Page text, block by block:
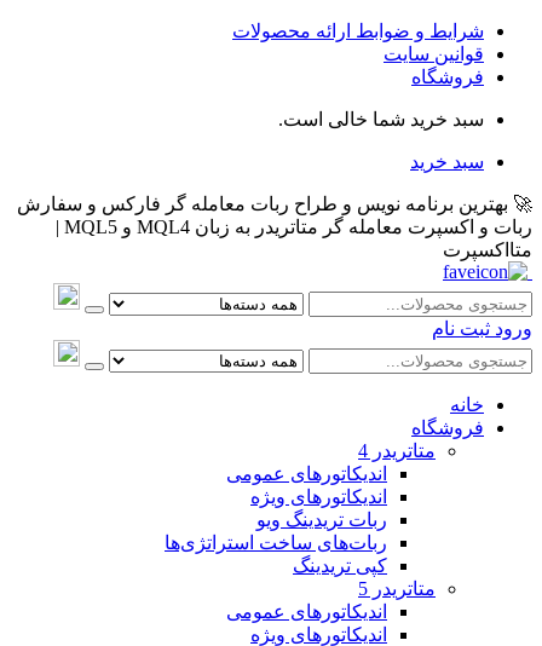
شرایط و ضوابط ارائه محصولات
قوانین سایت
فروشگاه
سبد خرید شما خالی است.
سبد خرید
🚀 بهترین برنامه نویس و طراح ربات معامله گر فارکس و سفارش
ربات و اکسپرت معامله گر متاتریدر به زبان MQL4 و MQL5 |
متااکسپرت
ورود ثبت نام
خانه
فروشگاه
متاتريدر 4
اندیکاتورهای عمومی
اندیکاتورهای ویژه
ربات تریدینگ ویو
ربات‌های ساخت استراتژی‌ها
کپی تریدینگ
متاتريدر 5
اندیکاتورهای عمومی
اندیکاتورهای ویژه